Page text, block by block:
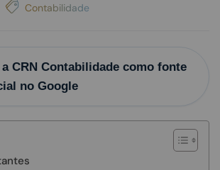
Contabilidade
CRN Contabilidade como fonte
no Google